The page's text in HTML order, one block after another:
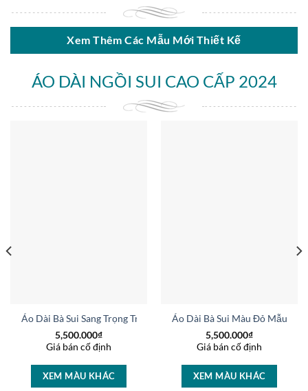
Xem Thêm Các Mẫu Mới Thiết Kế
ÁO DÀI NGỒI SUI CAO CẤP 2024
Áo Dài Bà Sui Sang Trọng Trẻ Trung Sang Trọng AD
5,500.000₫
Giá bán cố định
XEM MÀU KHÁC
Áo Dài Bà Sui Màu Đỏ Mẫu Mới
5,500.000₫
Giá bán cố định
XEM MÀU KHÁC
Sang Trọng AD